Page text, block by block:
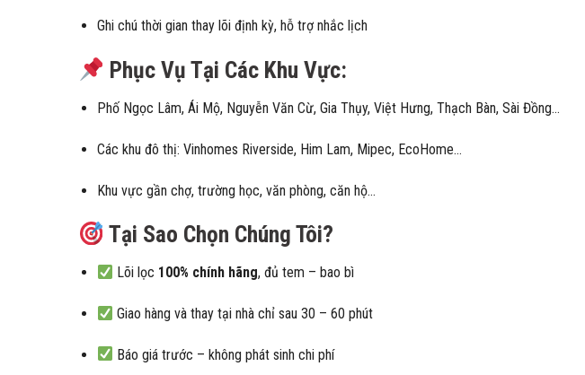
Ghi chú thời gian thay lõi định kỳ, hỗ trợ nhắc lịch
Phục Vụ Tại Các Khu Vực:
Phố Ngọc Lâm, Ái Mộ, Nguyễn Văn Cừ, Gia Thụy, Việt Hưng, Thạch Bàn, Sài Đồng…
Các khu đô thị: Vinhomes Riverside, Him Lam, Mipec, EcoHome…
Khu vực gần chợ, trường học, văn phòng, căn hộ…
Tại Sao Chọn Chúng Tôi?
Lõi lọc 100% chính hãng, đủ tem – bao bì
Giao hàng và thay tại nhà chỉ sau 30 – 60 phút
Báo giá trước – không phát sinh chi phí